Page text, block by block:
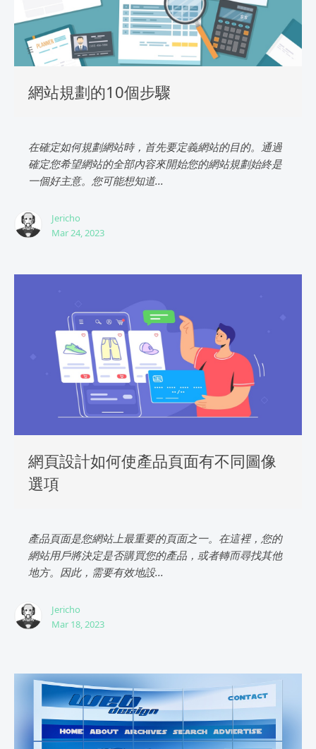
網站規劃的10個步驟
在確定如何規劃網站時，首先要定義網站的目的。通過
確定您希望網站的全部內容來開始您的網站規劃始終是
一個好主意。您可能想知道...
Jericho
Mar 24, 2023
網頁設計如何使產品頁面有不同圖像
選項
產品頁面是您網站上最重要的頁面之一。在這裡，您的
網站用戶將決定是否購買您的產品，或者轉而尋找其他
地方。因此，需要有效地設...
Jericho
Mar 18, 2023